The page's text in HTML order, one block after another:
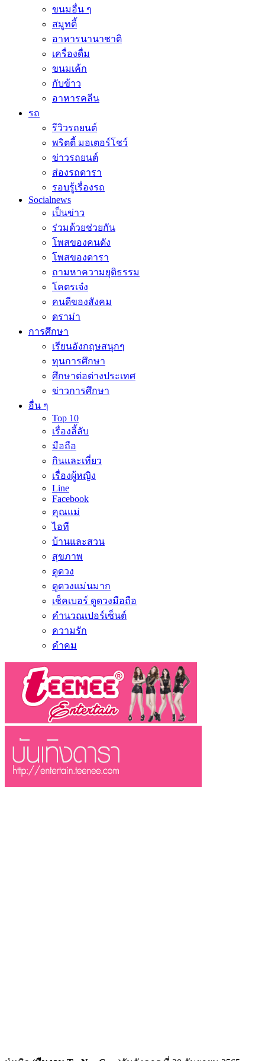
ขนมอื่น ๆ
สมูทตี้
อาหารนานาชาติ
เครื่องดื่ม
ขนมเค้ก
กับข้าว
อาหารคลีน
รถ
รีวิวรถยนต์
พริตตี้ มอเตอร์โชว์
ข่าวรถยนต์
ส่องรถดารา
รอบรู้เรื่องรถ
Socialnews
เป็นข่าว
ร่วมด้วยช่วยกัน
โพสของคนดัง
โพสของดารา
ถามหาความยุติธรรม
โคตรเจ๋ง
คนดีของสังคม
ดราม่า
การศึกษา
เรียนอังกฤษสนุกๆ
ทุนการศึกษา
ศึกษาต่อต่างประเทศ
ข่าวการศึกษา
อื่น ๆ
Top 10
เรื่องลี้ลับ
มือถือ
กินและเที่ยว
เรื่องผู้หญิง
Line
Facebook
คุณแม่
ไอที
บ้านและสวน
สุขภาพ
ดูดวง
ดูดวงแม่นมาก
เช็คเบอร์ ดูดวงมือถือ
คำนวณเปอร์เซ็นต์
ความรัก
คำคม